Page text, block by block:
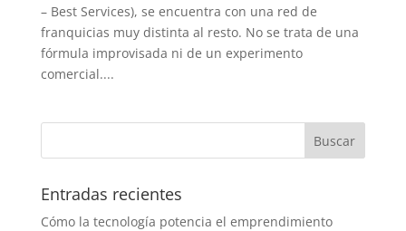
– Best Services), se encuentra con una red de
franquicias muy distinta al resto. No se trata de una
fórmula improvisada ni de un experimento
comercial....
Entradas recientes
Cómo la tecnología potencia el emprendimiento